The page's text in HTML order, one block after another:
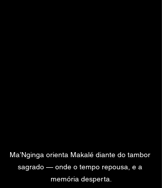
Ma’Nginga orienta Makalé diante do tambor
sagrado — onde o tempo repousa, e a
memória desperta.